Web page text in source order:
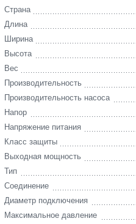
Страна
Длина
Ширина
Высота
Вес
Производительность
Производительность насоса
Напор
Напряжение питания
Класс защиты
Выходная мощность
Тип
Соединение
Диаметр подключения
Максимальное давление